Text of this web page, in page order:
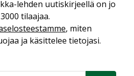
taloyhtiöissä
,
lehden uutiskirjeellä on jo
tilaajaa.
, miten
ja käsittelee tietojasi.